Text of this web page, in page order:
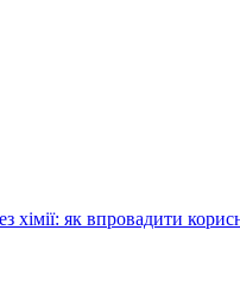
хімії: як впровадити